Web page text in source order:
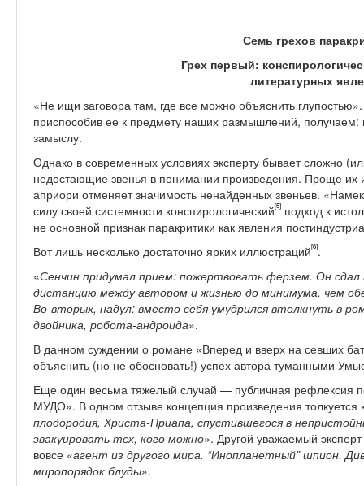
Семь грехов
Грех первый:
литературных
«Не ищи заговора там, где все можно объяснить
приспособив ее к предмету наших размышлений,
замыслу.
Однако в современных условиях эксперту бывает сложно
недостающие звенья в понимании произведения. Проще их
априори отменяет значимость ненайденных звеньев.
силу своей системности конспирологический[5] подход к
не основной признак паракритики как явления
Вот лишь несколько достаточно ярких иллюстраций[6].
«Сенчин придумал прием: пожертвовать ферзем. Он
дистанцию между автором и жизнью до минимума, чем
Во-вторых, надул: вместо себя умудрился втолкнуть в
двойника, робота-андроида».
В данном суждении о романе «Вперед и вверх на севших
объяснить (но не обосновать!) успех автора туманными
Еще один весьма тяжелый случай — публичная рефлексия
МУДО». В одном отзыве концепция произведения толкуется
плодородия, Христа-Приапа, спустившегося в
эвакуировать тех, кого можно». Другой уважаемый
вовсе «агент из другого мира. “Инопланетный” шпион.
миропорядок блуды».